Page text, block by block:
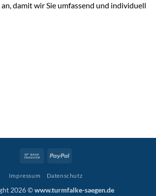
an, damit wir Sie umfassend und individuell
Bank
Impressum Datenschutz
2026 ©www.turmfalke-saegen.de